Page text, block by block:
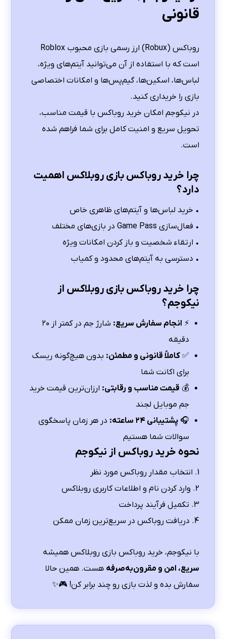
قانونی
روباکس (Robux) ارز رسمی بازی محبوب Roblox
است که با استفاده از آن می‌توانید آیتم‌های ویژه،
لباس‌ها، اسکین‌ها، گیم‌پس‌ها و امکانات اختصاصی
بازی را خریداری کنید.
در نیکوجم امکان خرید روباکس با قیمت مناسب،
تحویل سریع و امنیت کامل برای شما فراهم شده
است.
چرا خرید روباکس بازی روبلاکس اهمیت
دارد؟
• خرید لباس‌ها و آیتم‌های ظاهری خاص
• فعال‌سازی Game Pass در بازی‌های مختلف
• ارتقاء شخصیت و باز کردن امکانات ویژه
• دسترسی به آیتم‌های محدود و کمیاب
چرا خرید روباکس بازی روبلاکس از
نیکوجم؟
⚡ انجام سفارش سریع:
شارژ جم در کمتر از ۲۰
دقیقه
✅کاملاً قانونی و مطمئن: بدون هیچ‌گونه ریسک
برای اکانت شما
💰 قیمت مناسب و رقابتی: ارزان‌ترین قیمت خرید
جم موبایل لجند
🎧پشتیبانی ۲۴ ساعته:
در هر زمان پاسخگوی
سوالات شما هستیم
نحوه خرید روباکس از نیکوجم
1. انتخاب مقدار روباکس مورد نظر
2. وارد کردن نام و اطلاعات کاربری روبلاکس
3. تکمیل فرآیند پرداخت
4. دریافت روباکس در سریع‌ترین زمان ممکن
با نیکوجم، خرید روباکس بازی روبلاکس همیشه
سریع، امن و مقرون‌به‌صرفه هست. همین حالا
سفارش بده و لذت بازی رو چند برابر کن! 🎮✨